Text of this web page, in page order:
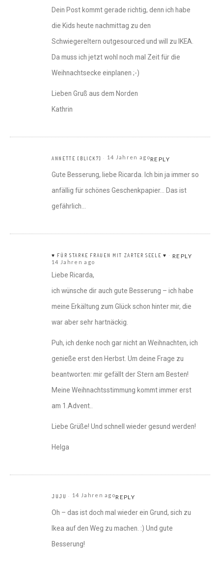
Dein Post kommt gerade richtig, denn ich habe
die Kids heute nachmittag zu den
Schwiegereltern outgesourced und will zu IKEA.
Da muss ich jetzt wohl noch mal Zeit für die
Weihnachtsecke einplanen ;-)
Lieben Gruß aus dem Norden
Kathrin
ANNETTE [BLICK7] 14 Jahren agoREPLY
Gute Besserung, liebe Ricarda. Ich bin ja immer so
anfällig für schönes Geschenkpapier… Das ist
gefährlich…
♥ FÜR STARKE FRAUEN MIT ZARTER SEELE ♥
14 Jahren ago
REPLY
Liebe Ricarda,
ich wünsche dir auch gute Besserung – ich habe
meine Erkältung zum Glück schon hinter mir, die
war aber sehr hartnäckig.
Puh, ich denke noch gar nicht an Weihnachten, ich
genieße erst den Herbst. Um deine Frage zu
beantworten: mir gefällt der Stern am Besten!
Meine Weihnachtsstimmung kommt immer erst
am 1.Advent..
Liebe Grüße! Und schnell wieder gesund werden!
Helga
JUJU 14 Jahren agoREPLY
Oh – das ist doch mal wieder ein Grund, sich zu
Ikea auf den Weg zu machen. :) Und gute
Besserung!